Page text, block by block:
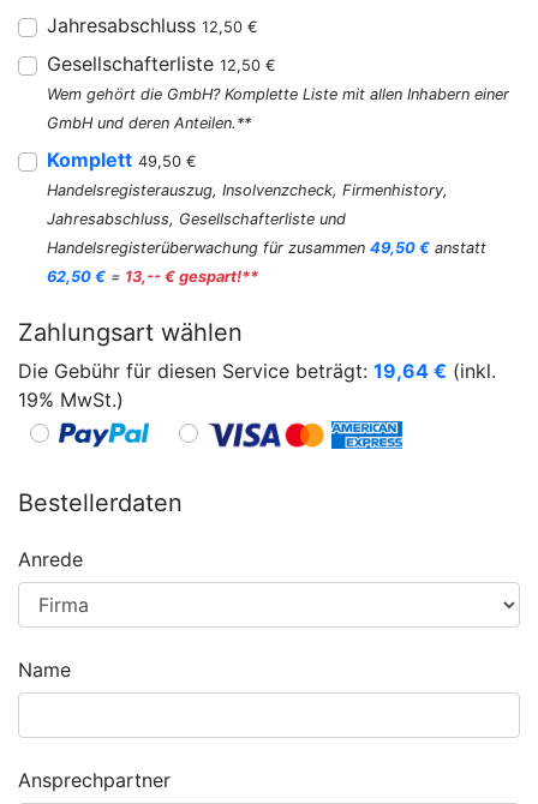
Jahresabschluss 12,50 €
Gesellschafterliste 12,50 €
Wem gehört die GmbH? Komplette Liste mit allen Inhabern einer
GmbH und deren Anteilen.**
Komplett 49,50 €
Handelsregisterauszug, Insolvenzcheck, Firmenhistory,
Jahresabschluss, Gesellschafterliste und
Handelsregisterüberwachung für zusammen 49,50 € anstatt
62,50 € = 13,-- € gespart!**
Zahlungsart wählen
Die Gebühr für diesen Service beträgt: 19,64 € (inkl.
19% MwSt.)
Bestellerdaten
Anrede
Name
Ansprechpartner